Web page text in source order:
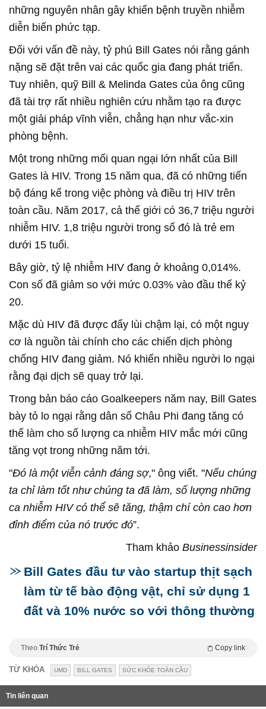
những nguyên nhân gây khiến bệnh truyền nhiễm
diễn biến phức tạp.
Đối với vấn đề này, tỷ phú Bill Gates nói rằng gánh
nặng sẽ đặt trên vai các quốc gia đang phát triển.
Tuy nhiên, quỹ Bill & Melinda Gates của ông cũng
đã tài trợ rất nhiều nghiên cứu nhằm tạo ra được
một giải pháp vĩnh viễn, chẳng hạn như vắc-xin
phòng bệnh.
Một trong những mối quan ngại lớn nhất của Bill
Gates là HIV. Trong 15 năm qua, đã có những tiến
bộ đáng kể trong việc phòng và điều trị HIV trên
toàn cầu. Năm 2017, cả thế giới có 36,7 triệu người
nhiễm HIV. 1,8 triệu người trong số đó là trẻ em
dưới 15 tuổi.
Bây giờ, tỷ lệ nhiễm HIV đang ở khoảng 0,014%.
Con số đã giảm so với mức 0.03% vào đầu thế kỷ
20.
Mặc dù HIV đã được đẩy lùi chậm lại, có một nguy
cơ là nguồn tài chính cho các chiến dịch phòng
chống HIV đang giảm. Nó khiến nhiều người lo ngại
rằng đại dịch sẽ quay trở lại.
Trong bản báo cáo Goalkeepers năm nay, Bill Gates
bày tỏ lo ngại rằng dân số Châu Phi đang tăng có
thể làm cho số lượng ca nhiễm HIV mắc mới cũng
tăng vọt trong những năm tới.
"Đó là một viễn cảnh đáng sợ," ông viết. "Nếu chúng
ta chỉ làm tốt như chúng ta đã làm, số lượng những
ca nhiễm HIV có thể sẽ tăng, thậm chí còn cao hơn
đỉnh điểm của nó trước đó”.
Tham khảo Businessinsider
Bill Gates đầu tư vào startup thịt sạch
làm từ tế bào động vật, chỉ sử dụng 1
đất và 10% nước so với thông thường
Theo Trí Thức Trẻ Copy link
TỪ KHÓA UMD BILL GATES SỨC KHỎE TOÀN CẦU
Tin liên quan